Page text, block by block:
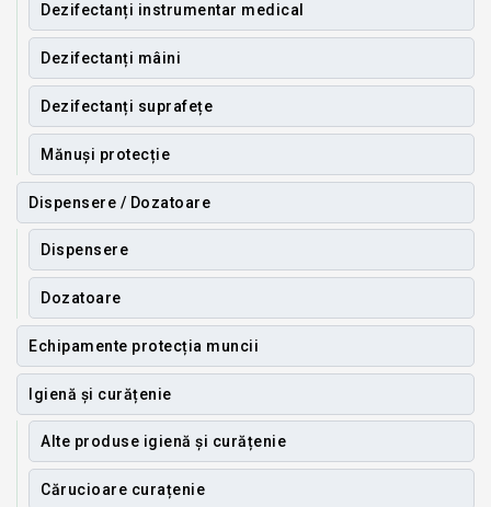
Dezifectanți instrumentar medical
Dezifectanți mâini
Dezifectanți suprafețe
Mănuși protecție
Dispensere / Dozatoare
Dispensere
Dozatoare
Echipamente protecția muncii
Igienă și curățenie
Alte produse igienă și curățenie
Cărucioare curațenie